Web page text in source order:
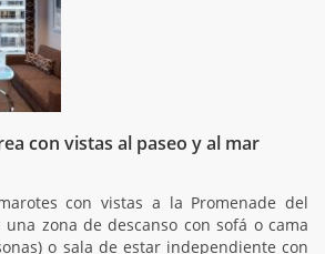
con vistas al paseo y al mar
con vistas a la Promenade del
zona de descanso con sofá o cama
o sala de estar independiente con